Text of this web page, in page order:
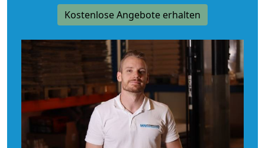
Kostenlose Angebote erhalten